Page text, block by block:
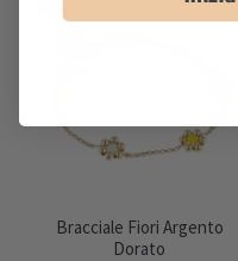
Bracciale Fiori Argento
Dorato